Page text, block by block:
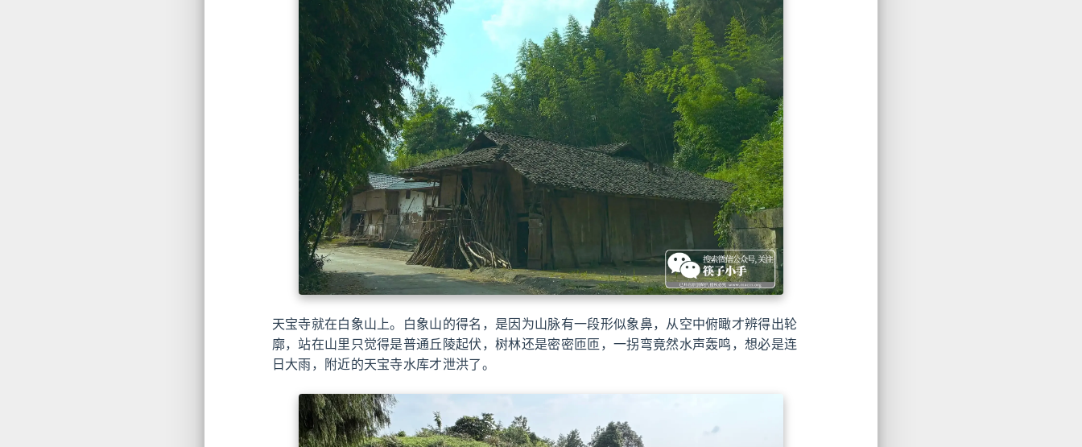
天宝寺就在白象山上。白象山的得名，是因为山脉有一段形似象鼻，从空中俯瞰才辨得出轮
廓，站在山里只觉得是普通丘陵起伏，树林还是密密匝匝，一拐弯竟然水声轰鸣，想必是连
日大雨，附近的天宝寺水库才泄洪了。